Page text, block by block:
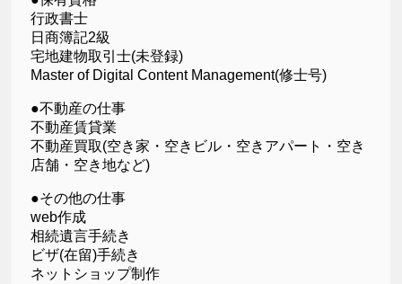
行政書士
日商簿記2級
宅地建物取引士(未登録)
Master of Digital Content Management(修士号)
●不動産の仕事
不動産賃貸業
不動産買取(空き家・空きビル・空きアパート・空き
店舗・空き地など)
●その他の仕事
web作成
相続遺言手続き
ビザ(在留)手続き
ネットショップ制作